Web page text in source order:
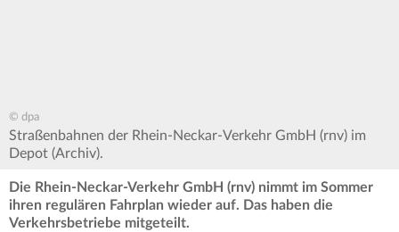
© dpa
Straßenbahnen der Rhein-Neckar-Verkehr GmbH (rnv) im
Depot (Archiv).
Die Rhein-Neckar-Verkehr GmbH (rnv) nimmt im Sommer
ihren regulären Fahrplan wieder auf. Das haben die
Verkehrsbetriebe mitgeteilt.